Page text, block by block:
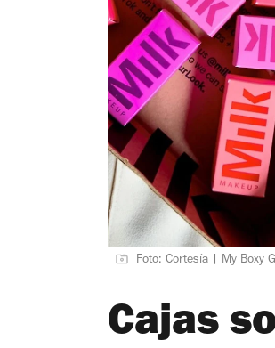
Foto: Cortesía | My Boxy
Cajas